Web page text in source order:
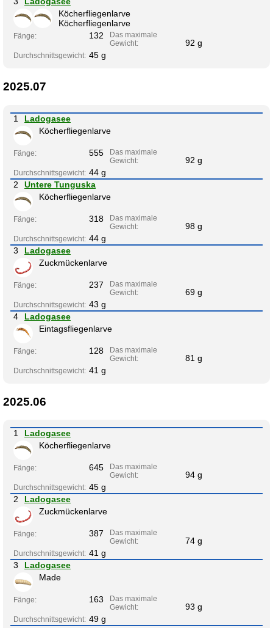
Köcherfliegenlarve
Köcherfliegenlarve
Fänge: 132
Das maximale
Gewicht:
92 g
Durchschnittsgewicht: 45 g
2025.07
1
Ladogasee
Köcherfliegenlarve
Fänge: 555
Das maximale
Gewicht:
92 g
Durchschnittsgewicht: 44 g
2
Untere Tunguska
Köcherfliegenlarve
Fänge: 318
Das maximale
Gewicht:
98 g
Durchschnittsgewicht: 44 g
3
Ladogasee
Zuckmückenlarve
Fänge: 237
Das maximale
Gewicht:
69 g
Durchschnittsgewicht: 43 g
4
Ladogasee
Eintagsfliegenlarve
Fänge: 128
Das maximale
Gewicht:
81 g
Durchschnittsgewicht: 41 g
2025.06
1
Ladogasee
Köcherfliegenlarve
Fänge: 645
Das maximale
Gewicht:
94 g
Durchschnittsgewicht: 45 g
2
Ladogasee
Zuckmückenlarve
Fänge: 387
Das maximale
Gewicht:
74 g
Durchschnittsgewicht: 41 g
3
Ladogasee
Made
Fänge: 163
Das maximale
Gewicht:
93 g
Durchschnittsgewicht: 49 g